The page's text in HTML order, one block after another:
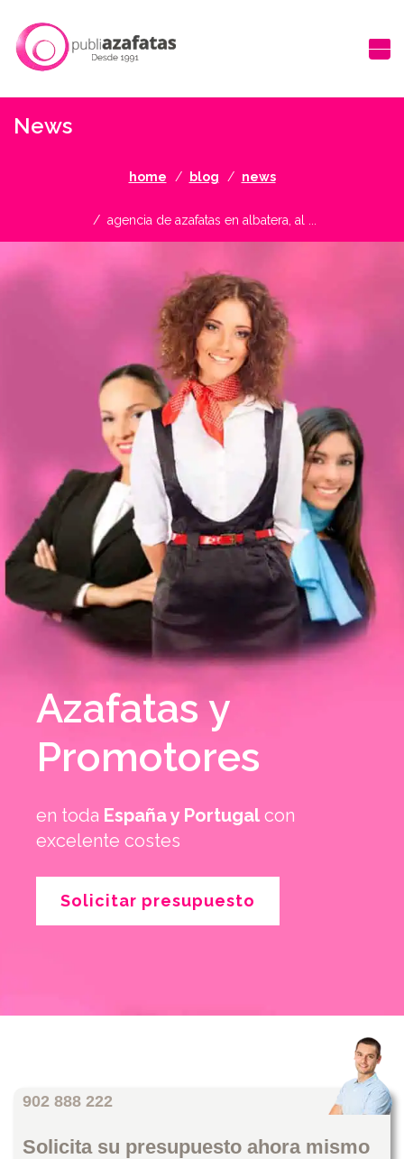
News
home blog news
agencia de azafatas en albatera, al ...
Azafatas y
Promotores
en toda España y Portugal con
excelente costes
Solicitar presupuesto
902 888 222
Solicita su presupuesto ahora mismo